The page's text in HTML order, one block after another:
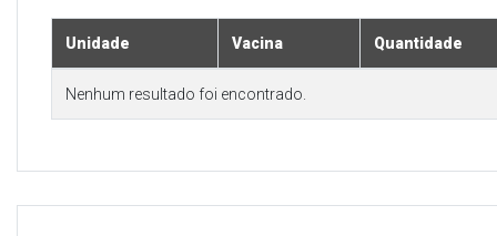
Unidade Vacina Quantidade
Nenhum resultado foi encontrado.